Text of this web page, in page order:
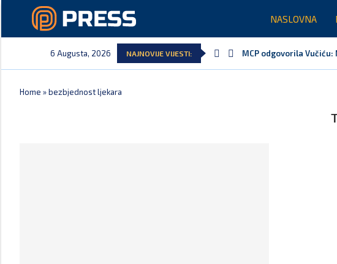
NASLOVNA
6 Augusta, 2026 NAJNOVIJE VIJESTI: MCP odgovorila
Home »bezbjednost ljekara